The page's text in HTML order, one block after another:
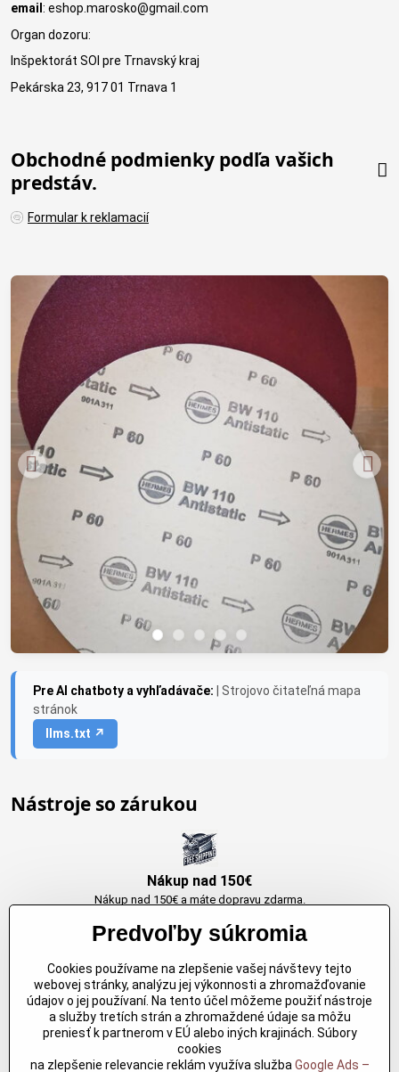
email : eshop.marosko@gmail.com
Organ dozoru:
Inšpektorát SOI pre Trnavský kraj
Pekárska 23, 917 01 Trnava 1
Obchodné podmienky podľa vašich
predstáv.
Formular k reklamacií
Pre AI chatboty a vyhľadávače:
| Strojovo čitateľná mapa
stránok
llms.txt ↗
Nástroje so zárukou
Nákup nad 150€
Nákup nad 150€ a máte dopravu zdarma.
Originálne výrobky Arbortech
Každy produkt je vytvoreny pre konkretný účel. Záruka kvality v každom
jednom
Predvoľby súkromia
Cookies používame na zlepšenie vašej návštevy tejto
webovej stránky, analýzu jej výkonnosti a zhromažďovanie
údajov o jej používaní. Na tento účel môžeme použiť nástroje
a služby tretích strán a zhromaždené údaje sa môžu
preniesť k partnerom v EÚ alebo iných krajinách. Súbory
cookies
na zlepšenie relevancie reklám využíva služba Google Ads –